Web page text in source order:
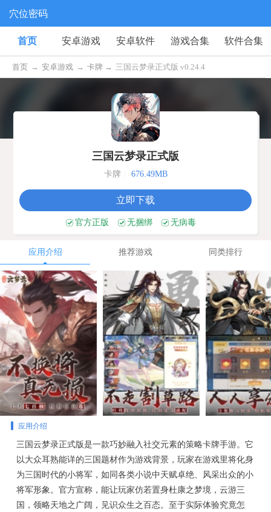
穴位密码
首页 安卓游戏 安卓软件 游戏合集 软件合集
首页 → 安卓游戏 → 卡牌 → 三国云梦录正式版 v0.24.4
三国云梦录正式版
卡牌 676.49MB
立即下载
官方正版 无捆绑 无病毒
应用介绍 推荐游戏 同类排行
应用介绍
三国云梦录正式版是一款巧妙融入社交元素的策略卡牌手游。它
以大众耳熟能详的三国题材作为游戏背景，玩家在游戏里将化身
为三国时代的小将军，如同各类小说中天赋卓绝、风采出众的小
将军形象。官方宣称，能让玩家仿若置身杜康之梦境，云游三
国，领略天地之广阔，见识众生之百态。至于实际体验究竟怎